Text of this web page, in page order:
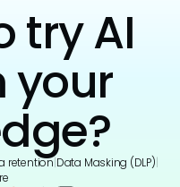
try AI
your
retention Data Masking (DLP)